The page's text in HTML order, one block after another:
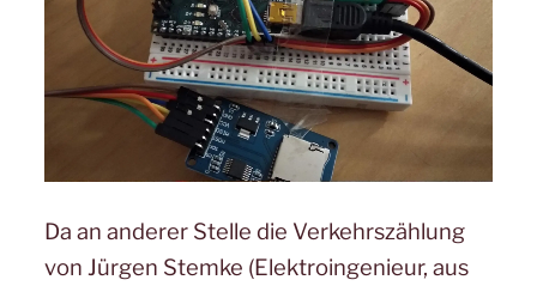
Da an anderer Stelle die Verkehrszählung
von Jürgen Stemke (Elektroingenieur, aus